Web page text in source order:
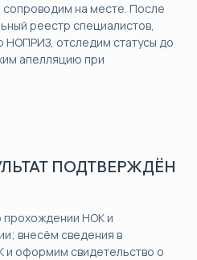
сопроводим на месте. После
реестр специалистов,
отследим статусы до
апелляцию при
ПОДТВЕРЖДЁН
прохождении НОК и
внесём сведения в
оформим свидетельство о